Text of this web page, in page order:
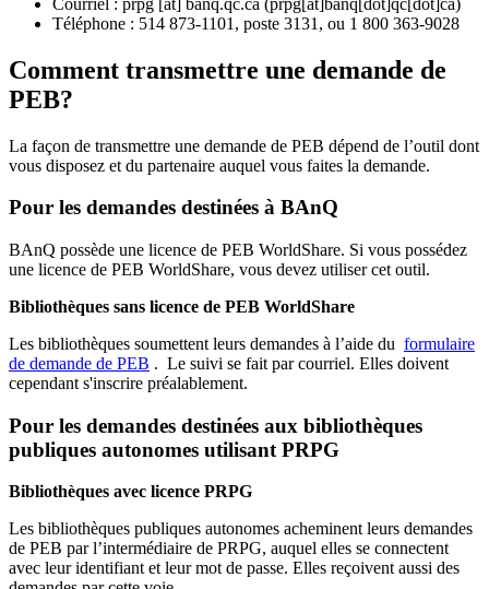
Téléphone : 514 873-1101, poste 3131, ou 1 800 363-9028
Comment transmettre une demande de
PEB?
La façon de transmettre une demande de PEB dépend de l’outil dont
vous disposez et du partenaire auquel vous faites la demande.
Pour les demandes destinées à BAnQ
BAnQ possède une licence de PEB WorldShare. Si vous possédez
une licence de PEB WorldShare, vous devez utiliser cet outil.
Bibliothèques sans licence de PEB WorldShare
Les bibliothèques soumettent leurs demandes à l’aide du formulaire
de demande de PEB . Le suivi se fait par courriel. Elles doivent
cependant s'inscrire préalablement.
Pour les demandes destinées aux bibliothèques
publiques autonomes utilisant PRPG
Bibliothèques avec licence PRPG
Les bibliothèques publiques autonomes acheminent leurs demandes
de PEB par l’intermédiaire de PRPG, auquel elles se connectent
avec leur identifiant et leur mot de passe. Elles reçoivent aussi des